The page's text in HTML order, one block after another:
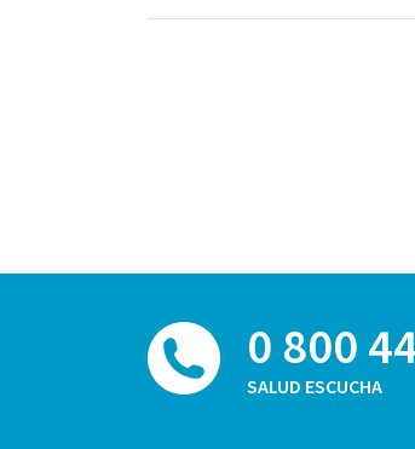
0 800
SALUD ESCUCHA